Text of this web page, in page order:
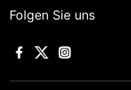
Folgen Sie uns